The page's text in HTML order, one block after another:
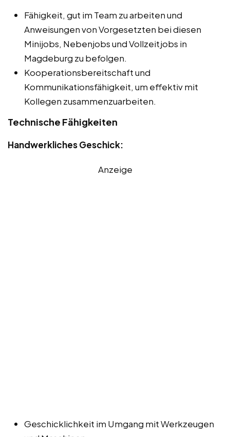
Fähigkeit, gut im Team zu arbeiten und
Anweisungen von Vorgesetzten bei diesen
Minijobs, Nebenjobs und Vollzeitjobs in
Magdeburg zu befolgen.
Kooperationsbereitschaft und
Kommunikationsfähigkeit, um effektiv mit
Kollegen zusammenzuarbeiten.
Technische Fähigkeiten
Handwerkliches Geschick:
Anzeige
Geschicklichkeit im Umgang mit Werkzeugen